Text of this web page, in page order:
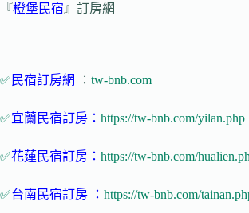
『橙堡民宿 』訂房網
✅ 民宿訂房網 ： tw-bnb.com
✅宜蘭民宿訂房： https://tw-bnb.com/yilan.php
✅花蓮民宿訂房： https://tw-bnb.com/
✅台南民宿訂房 ： https://tw-bnb.com/